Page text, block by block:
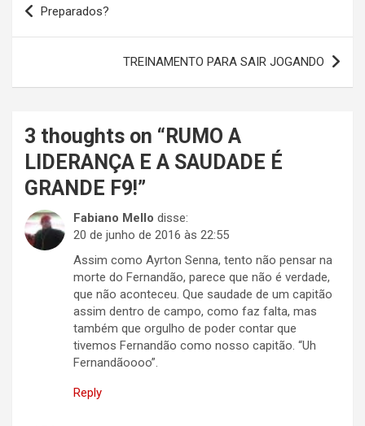
de
Preparados?
TREINAMENTO PARA SAIR JOGANDO
3 thoughts on “ RUMO A
LIDERANÇA E A SAUDADE É
GRANDE F9!”
Fabiano Mello disse:
20 de junho de 2016 às 22:55
Assim como Ayrton Senna, tento não pensar na
morte do Fernandão, parece que não é verdade,
que não aconteceu. Que saudade de um capitão
assim dentro de campo, como faz falta, mas
também que orgulho de poder contar que
tivemos Fernandão como nosso capitão. “Uh
Fernandãoooo”.
Reply